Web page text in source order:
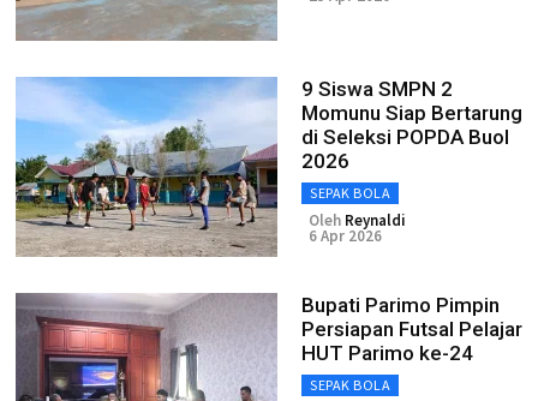
9 Siswa SMPN 2
Momunu Siap Bertarung
di Seleksi POPDA Buol
2026
SEPAK BOLA
Oleh Reynaldi
6 Apr 2026
Bupati Parimo Pimpin
Persiapan Futsal Pelajar
HUT Parimo ke-24
SEPAK BOLA